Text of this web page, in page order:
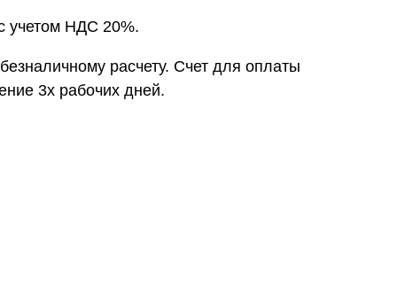
учетом НДС 20%.
расчету. Счет для оплаты
3х рабочих дней.